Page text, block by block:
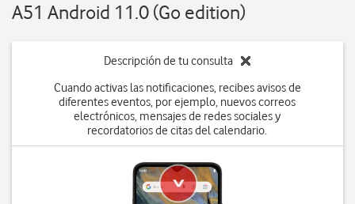
A51 Android 11.0 (Go edition)
Descripción de tu consulta
Cuando activas las notificaciones, recibes avisos de
diferentes eventos, por ejemplo, nuevos correos
electrónicos, mensajes de redes sociales y
recordatorios de citas del calendario.